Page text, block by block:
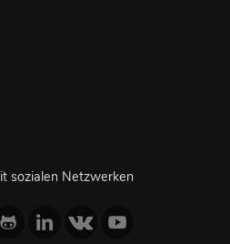
sozialen Netzwerken